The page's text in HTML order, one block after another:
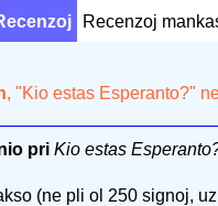
Recenzoj
, "Kio estas Esperanto?"
pri Kio estas
(ne pli ol 250 signoj,